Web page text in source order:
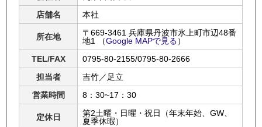
店舗名
本社
所在地
〒669-3461 兵庫県丹波市氷上町市辺48番
地1
（Google MAPで見る）
TEL/FAX
0795-80-2155/0795-80-2666
担当者
吉竹／足立
営業時間
8：30~17：30
定休日
第2土曜・日曜・祝日（年末年始、GW、
夏季休暇）